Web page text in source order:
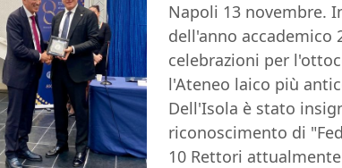
Napoli 13 novembre.
dell'anno accademico
celebrazioni per
l'Ateneo laico più
Dell'Isola è stato
riconoscimento di
10 Rettori